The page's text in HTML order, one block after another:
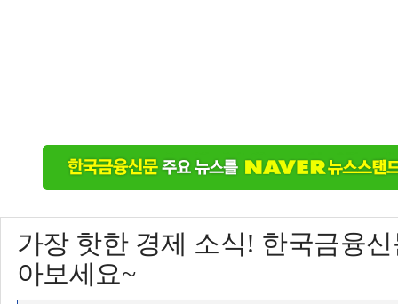
가장 핫한 경제 소식! 한국금융
아보세요~